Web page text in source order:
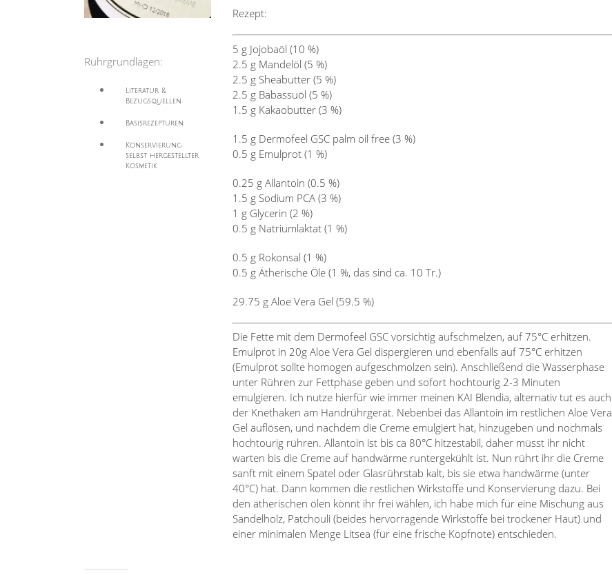
Rührgrundlagen:
Literatur &
Bezugsquellen
Basisrezepturen
Konservierung
selbst hergestellter
Kosmetik
Rezept:
5 g Jojobaöl (10 %)
2.5 g Mandelöl (5 %)
2.5 g Sheabutter (5 %)
2.5 g Babassuöl (5 %)
1.5 g Kakaobutter (3 %)
1.5 g Dermofeel GSC palm oil free (3 %)
0.5 g Emulprot (1 %)
0.25 g Allantoin (0.5 %)
1.5 g Sodium PCA (3 %)
1 g Glycerin (2 %)
0.5 g Natriumlaktat (1 %)
0.5 g Rokonsal (1 %)
0.5 g Ätherische Öle (1 %, das sind ca. 10 Tr.)
29.75 g Aloe Vera Gel (59.5 %)
Die Fette mit dem Dermofeel GSC vorsichtig aufschmelzen, auf 75°C erhitzen.
Emulprot in 20g Aloe Vera Gel dispergieren und ebenfalls auf 75°C erhitzen
(Emulprot sollte homogen aufgeschmolzen sein). Anschließend die Wasserphase
unter Rühren zur Fettphase geben und sofort hochtourig 2-3 Minuten
emulgieren. Ich nutze hierfür wie immer meinen KAI Blendia, alternativ tut es auch
der Knethaken am Handrührgerät. Nebenbei das Allantoin im restlichen Aloe Vera
Gel auflösen, und nachdem die Creme emulgiert hat, hinzugeben und nochmals
hochtourig rühren. Allantoin ist bis ca 80°C hitzestabil, daher müsst ihr nicht
warten bis die Creme auf handwärme runtergekühlt ist. Nun rührt ihr die Creme
sanft mit einem Spatel oder Glasrührstab kalt, bis sie etwa handwärme (unter
40°C) hat. Dann kommen die restlichen Wirkstoffe und Konservierung dazu. Bei
den ätherischen ölen könnt ihr frei wählen, ich habe mich für eine Mischung aus
Sandelholz, Patchouli (beides hervorragende Wirkstoffe bei trockener Haut) und
einer minimalen Menge Litsea (für eine frische Kopfnote) entschieden.